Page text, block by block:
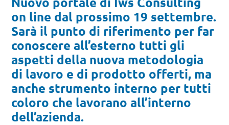
on line dal prossimo 19 settembre.
Sarà il punto di riferimento per far
conoscere all’esterno tutti gli
aspetti della nuova metodologia
di lavoro e di prodotto offerti, ma
anche strumento interno per tutti
coloro che lavorano all’interno
dell’azienda.